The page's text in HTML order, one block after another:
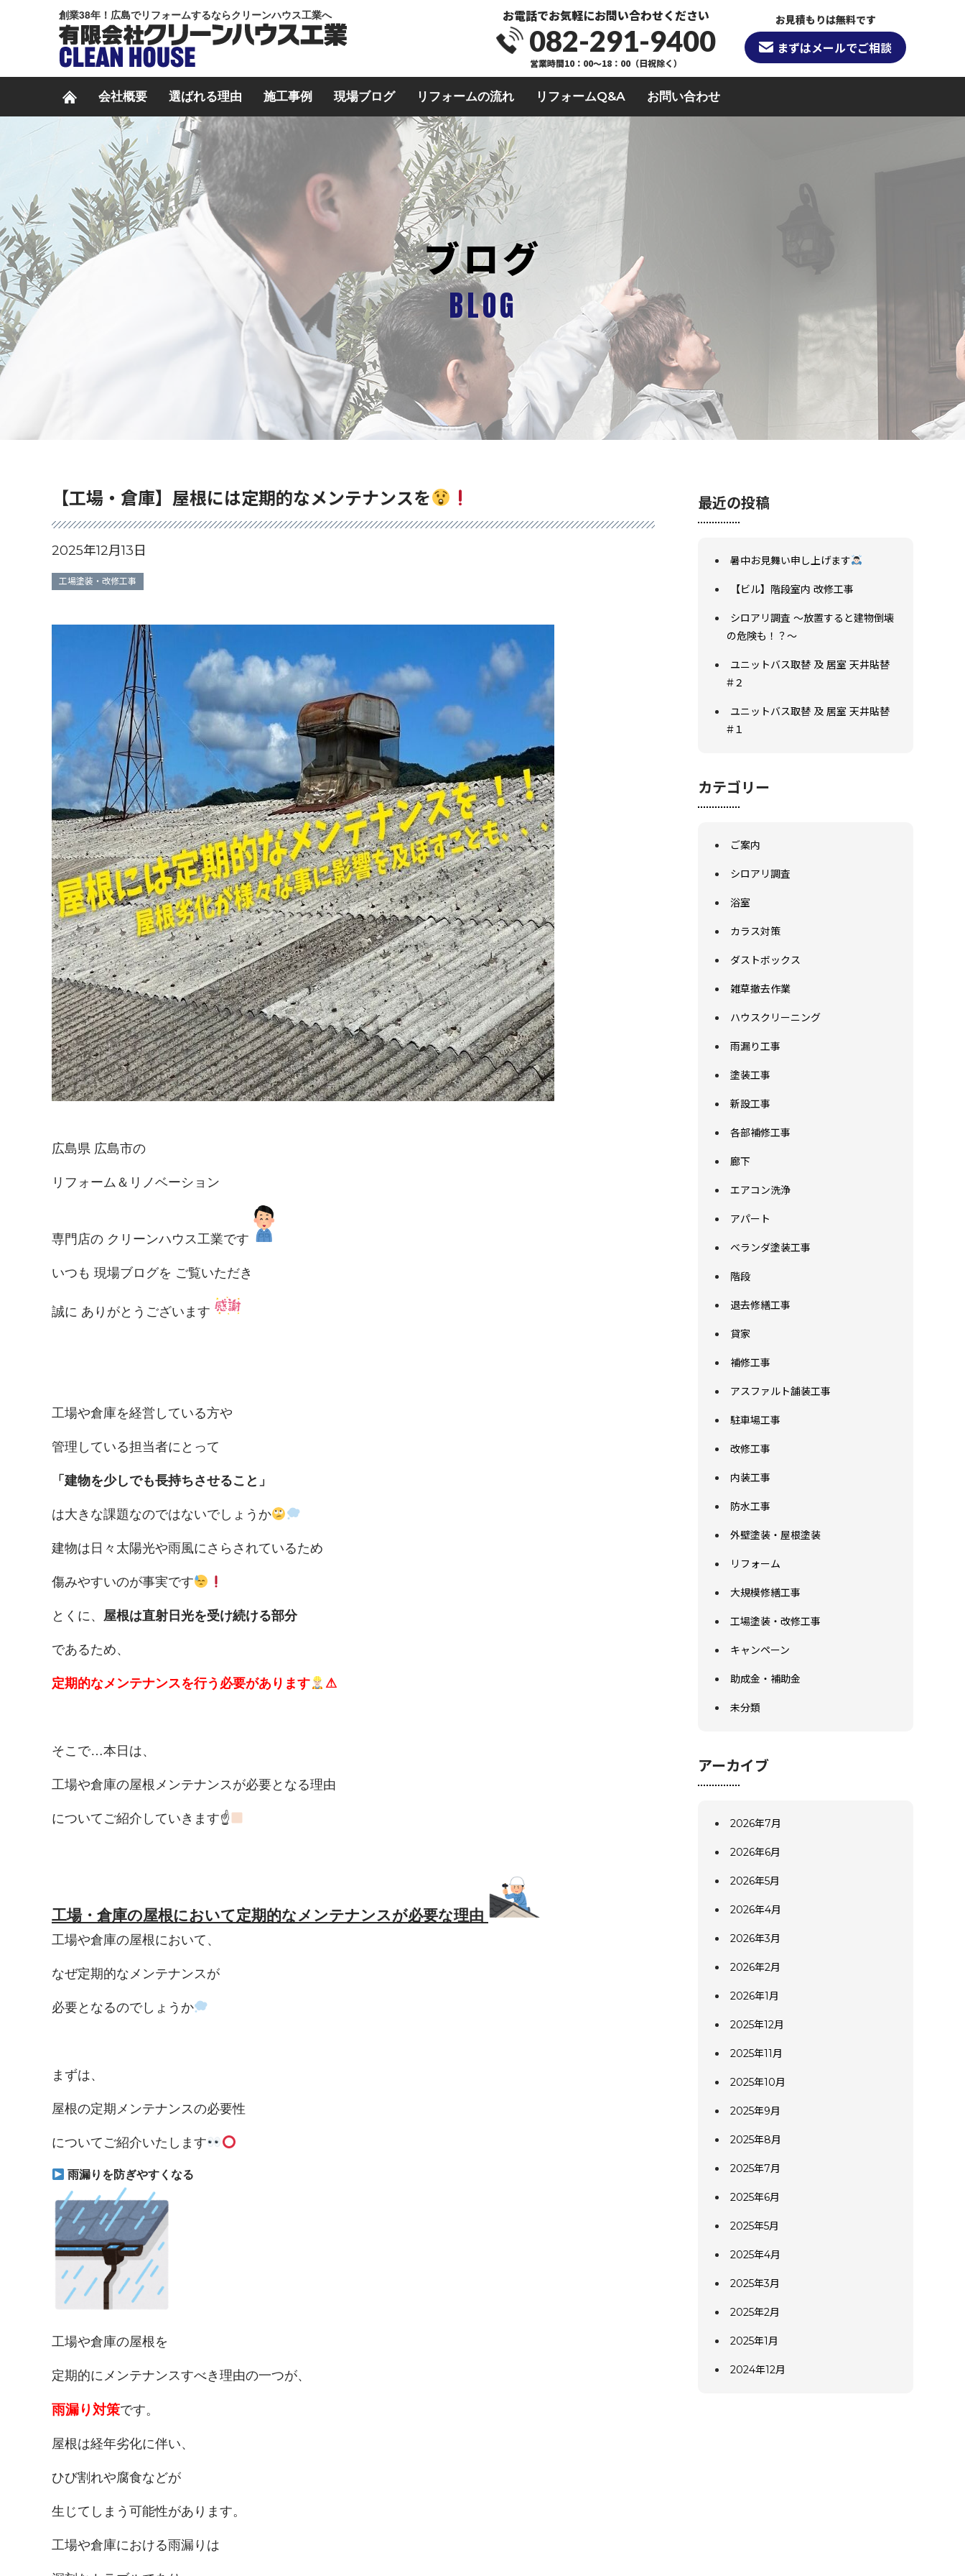
創業38年！広島でリフォームするならクリーンハウス工業へ お電話でお気軽にお問い合わせください
082-291-9400
営業時間10：00～18：00（日祝除く）
お見積もりは無料です
まずはメールでご相談
会社概要 選ばれる理由 施工事例 現場ブログ リフォームの流れ リフォームQ&A お問い合わせ
ブログ
BLOG
【工場・倉庫】屋根には定期的なメンテナンスを
2025年12月13日
工場塗装・改修工事
広島県 広島市の
リフォーム＆リノベーション
専門店の クリーンハウス工業です
いつも 現場ブログを ご覧いただき
誠に ありがとうございます
工場や倉庫を経営している方や
管理している担当者にとって
「建物を少しでも長持ちさせること」
は大きな課題なのではないでしょうか
建物は日々太陽光や雨風にさらされているため
傷みやすいのが事実です
とくに、 屋根は直射日光を受け続ける部分
であるため、
定期的なメンテナンスを行う必要があります ⚠
そこで…本日は、
工場や倉庫の屋根メンテナンスが必要となる理由
についてご紹介していきます☝
工場・倉庫の屋根において定期的なメンテナンスが必要な理由
工場や倉庫の屋根において、
なぜ定期的なメンテナンスが
必要となるのでしょうか
まずは、
屋根の定期メンテナンスの必要性
についてご紹介いたします
雨漏りを防ぎやすくなる
工場や倉庫の屋根を
定期的にメンテナンスすべき理由の一つが、
雨漏り対策です。
屋根は経年劣化に伴い、
ひび割れや腐食などが
生じてしまう可能性があります。
工場や倉庫における雨漏りは
最近の投稿
暑中お見舞い申し上げます
【ビル】階段室内 改修工事
シロアリ調査 ～放置すると建物倒壊
の危険も！？～
ユニットバス取替 及 居室 天井貼替
#２
ユニットバス取替 及 居室 天井貼替
#１
カテゴリー
ご案内
シロアリ調査
浴室
カラス対策
ダストボックス
雑草撤去作業
ハウスクリーニング
雨漏り工事
塗装工事
新設工事
各部補修工事
廊下
エアコン洗浄
アパート
ベランダ塗装工事
階段
退去修繕工事
貸家
補修工事
アスファルト舗装工事
駐車場工事
改修工事
内装工事
防水工事
外壁塗装・屋根塗装
リフォーム
大規模修繕工事
工場塗装・改修工事
キャンペーン
助成金・補助金
未分類
アーカイブ
2026年7月
2026年6月
2026年5月
2026年4月
2026年3月
2026年2月
2026年1月
2025年12月
2025年11月
2025年10月
2025年9月
2025年8月
2025年7月
2025年6月
2025年5月
2025年4月
2025年3月
2025年2月
2025年1月
2024年12月